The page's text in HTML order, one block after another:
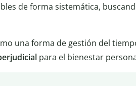
de forma sistemática,
una forma de gestión del
para el bienestar